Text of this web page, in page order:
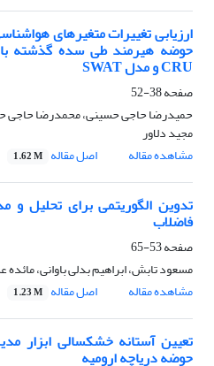
ارزیابی تغییرات متغیرهای
حوضه هیرمند طی سده گذشته با
CRU و مدل SWAT
صفحه38-52
حمیدرضا حاجی حسینی، محمدرضا حاجی
مجید دلاور
مشاهده مقاله
اصل مقاله 1.62 M
تدوین الگوریتمی برای تحلیل
فاضلاب
صفحه53-65
مسعود تابش، ابراهیم بدلی باوانی،
مشاهده مقاله
اصل مقاله 1.23 M
تعیین آستانه خشکسالی ابزار
حوضه دریاچه ارومیه